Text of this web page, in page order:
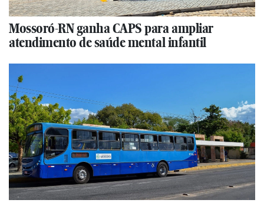
Mossoró-RN ganha CAPS para ampliar
atendimento de saúde mental infantil